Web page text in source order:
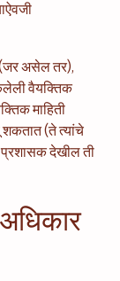
(जर असेल तर),
केलेली वैयक्तिक
माहिती
(ते त्यांचे
प्रशासक देखील ती